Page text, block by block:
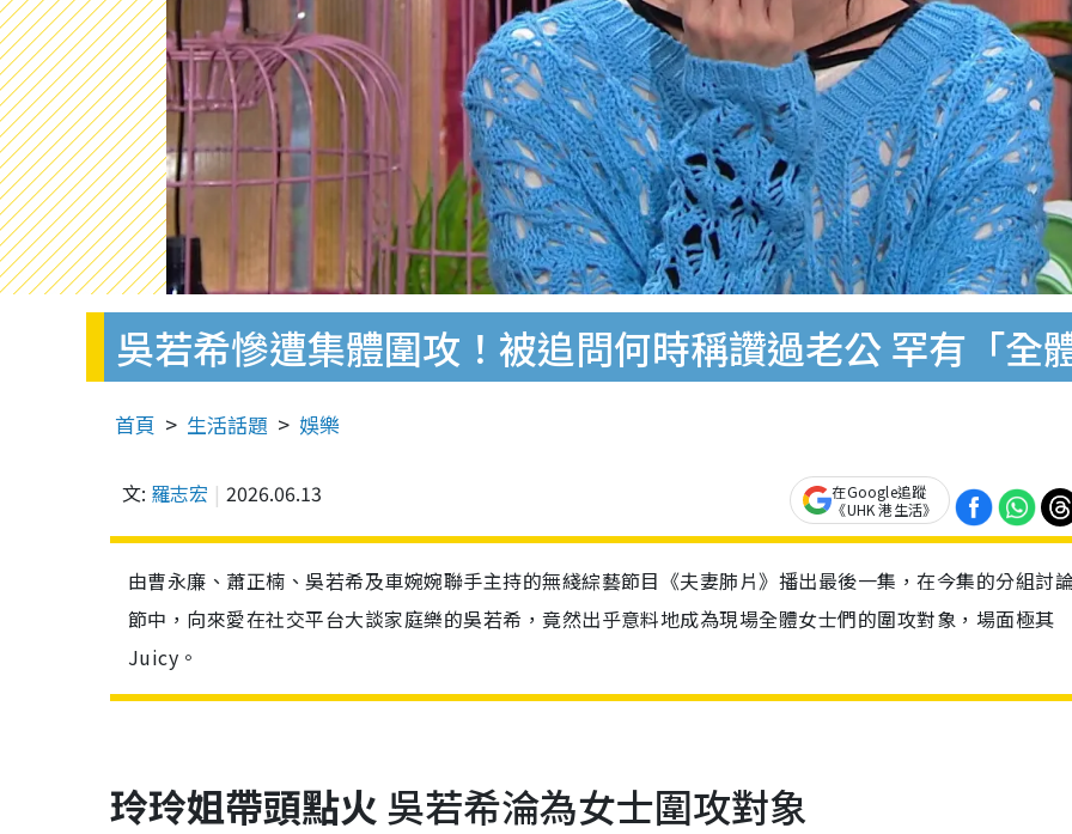
吳若希慘遭集體圍攻！被追問何時稱讚過老公 罕有「全
首頁 生活話題 娛樂
文: 羅志宏 2026.06.13
在Google追蹤
《UHK 港生活》
由曹永廉、蕭正楠、吳若希及車婉婉聯手主持的無綫綜藝節目《夫妻肺片》播出最後一集，在今集的分組討
節中，向來愛在社交平台大談家庭樂的吳若希，竟然出乎意料地成為現場全體女士們的圍攻對象，場面極其
Juicy。
玲玲姐帶頭點火 吳若希淪為女士圍攻對象